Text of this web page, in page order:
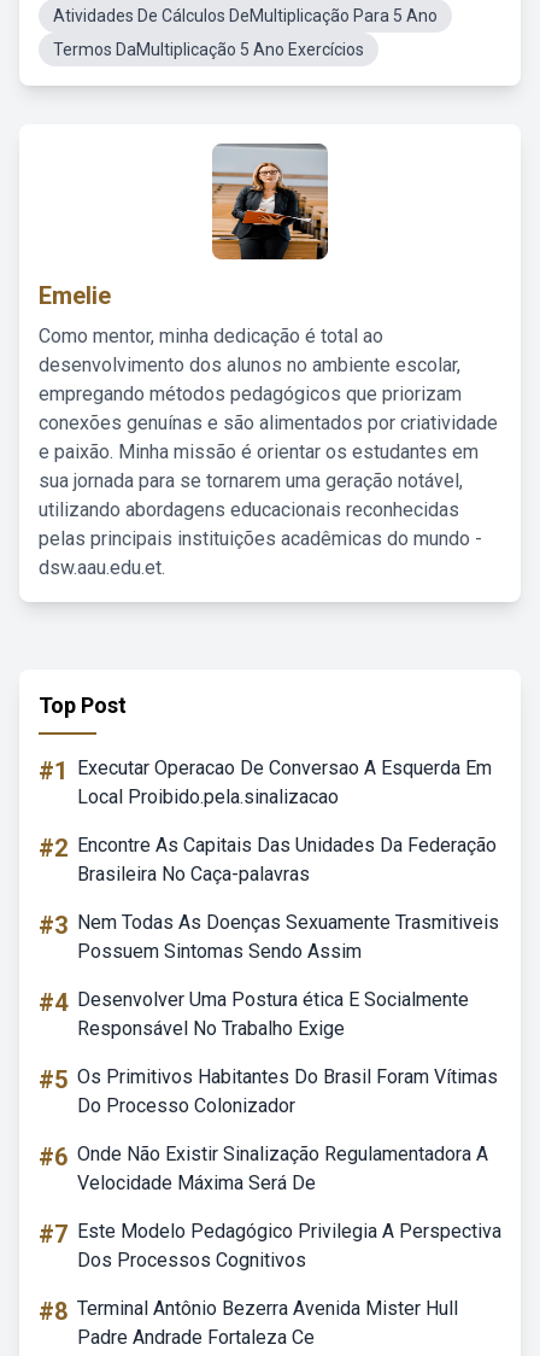
Atividades De Cálculos DeMultiplicação Para 5 Ano
Termos DaMultiplicação 5 Ano Exercícios
Emelie
Como mentor, minha dedicação é total ao
desenvolvimento dos alunos no ambiente escolar,
empregando métodos pedagógicos que priorizam
conexões genuínas e são alimentados por criatividade
e paixão. Minha missão é orientar os estudantes em
sua jornada para se tornarem uma geração notável,
utilizando abordagens educacionais reconhecidas
pelas principais instituições acadêmicas do mundo -
dsw.aau.edu.et.
Top Post
#1
Executar Operacao De Conversao A Esquerda Em
Local Proibido.pela.sinalizacao
#2 Encontre As Capitais Das Unidades Da Federação
Brasileira No Caça-palavras
#3 Nem Todas As Doenças Sexuamente Trasmitiveis
Possuem Sintomas Sendo Assim
#4 Desenvolver Uma Postura ética E Socialmente
Responsável No Trabalho Exige
#5 Os Primitivos Habitantes Do Brasil Foram Vítimas
Do Processo Colonizador
#6 Onde Não Existir Sinalização Regulamentadora A
Velocidade Máxima Será De
#7 Este Modelo Pedagógico Privilegia A Perspectiva
Dos Processos Cognitivos
#8 Terminal Antônio Bezerra Avenida Mister Hull
Padre Andrade Fortaleza Ce